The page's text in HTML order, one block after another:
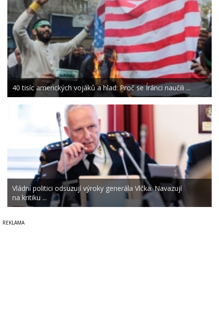
40 tisíc amerických vojáků a hlad: Proč se Íránci naučili ...
Vládní politici odsuzují výroky generála Vlčka. Navazují
na kritiku ...